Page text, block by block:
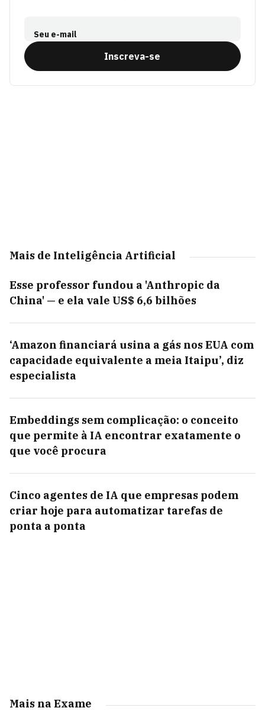
Seu e-mail
Inscreva-se
Mais de Inteligência Artificial
Esse professor fundou a 'Anthropic da
China' — e ela vale US$ 6,6 bilhões
‘Amazon financiará usina a gás nos EUA com
capacidade equivalente a meia Itaipu’, diz
especialista
Embeddings sem complicação: o conceito
que permite à IA encontrar exatamente o
que você procura
Cinco agentes de IA que empresas podem
criar hoje para automatizar tarefas de
ponta a ponta
Mais na Exame